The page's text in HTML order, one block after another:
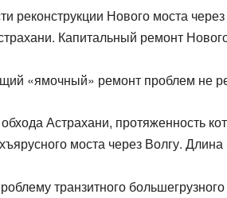
реконструкции Нового моста
Капитальный ремонт
«ямочный» ремонт проблем не
Астрахани, протяженность
моста через Волгу.
транзитного